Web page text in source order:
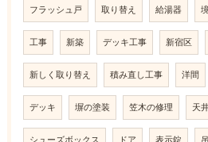
フラッシュ戸 取り替え 給湯器
工事 新築 デッキ工事 新宿区
新しく取り替え 積み直し工事 洋間
デッキ 塀の塗装 笠木の修理 天
シューズボックス ドア 表示錠